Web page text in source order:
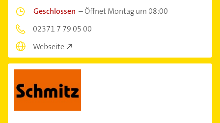
Geschlossen –Öffnet Montag um 08:00
02371 7 79 05 00
Webseite